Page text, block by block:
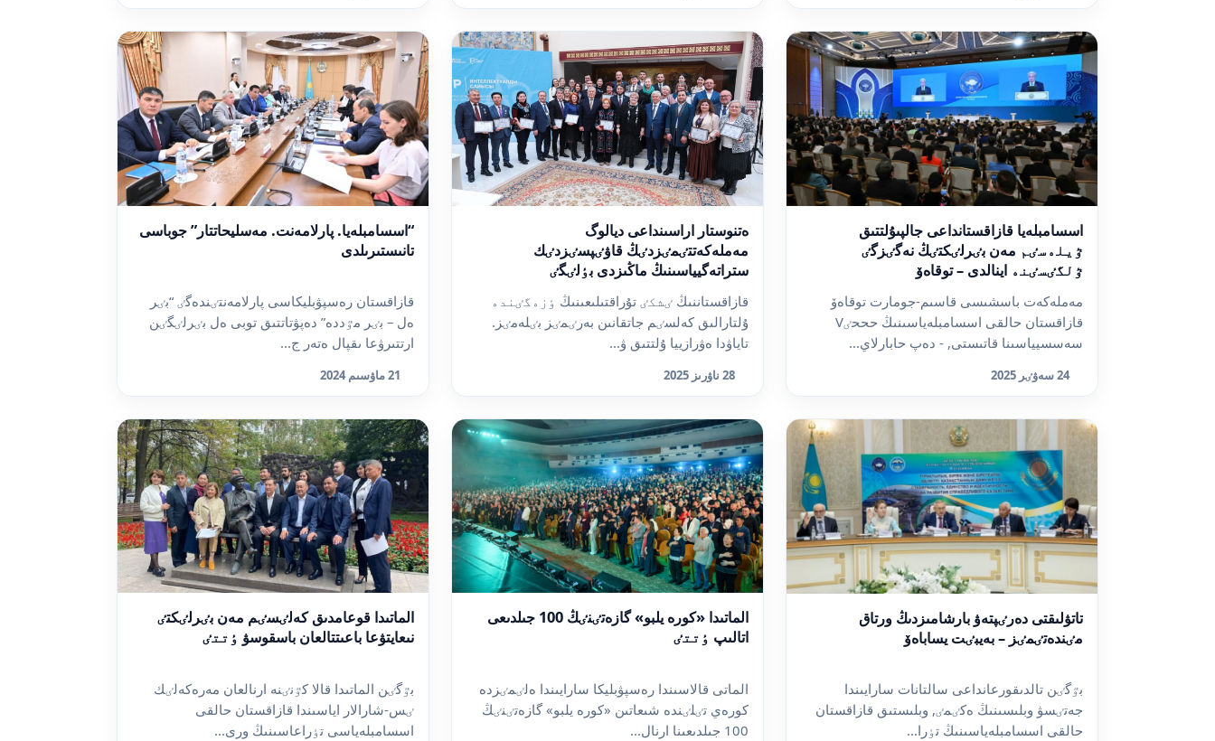
اسسامبلەيا قازاقستانداعى جالپىۇلتتىق
ٷيلەسٸم مەن بٸرلٸكتٸڭ نەگٸزگٸ
ٷلگٸسٸنە اينالدى – توقاەۆ
مەملەكەت باسشىسى قاسىم-جومارت توقاەۆ
قازاقستان حالقى اسسامبلەياسىنىڭ حححٸV
سەسسيياسىنا قاتىستى, - دەپ حابارلاي...
24 سەۋٸر 2025
ەتنوستار اراسىنداعى ديالوگ
مەملەكەتتٸمٸزدٸڭ قاۋٸپسٸزدٸك
ستراتەگيياسىنىڭ ماڭىزدى بٶلٸگٸ
قازاقستاننىڭ ٸشكٸ تۇراقتىلىعىنىڭ ٶزەگٸندە
ۇلتارالىق كەلسٸم جاتقانىن بەرٸمٸز بٸلەمٸز.
تاياۋدا ەۋرازييا ۇلتتىق ۋ...
28 ناۋرىز 2025
“اسسامبلەيا. پارلامەنت. مەسليحاتتار” جوباسى
تانىستىرىلدى
قازاقستان رەسپۋبليكاسى پارلامەنتٸندەگٸ “بٸر
ەل – بٸر مٷددە” دەپۋتاتتىق توبى ەل بٸرلٸگٸن
ارتتىرۋعا ىقپال ەتەر ج...
21 ماۋسىم 2024
تاتۋلىقتى دەرٸپتەۋ بارشامىزدىڭ ورتاق
مٸندەتٸمٸز – بەيبٸت يساباەۆ
بٷگٸن تالدىقورعانداعى سالتانات سارايىندا
جەتٸسۋ وبلىسىنىڭ ەكٸمٸ, وبلىستىق قازاقستان
حالقى اسسامبلەياسىنىڭ تٶرا...
الماتىدا «كورە يلبو» گازەتٸنٸڭ 100 جىلدىعى
اتالىپ ٶتتٸ
الماتى قالاسىندا رەسپۋبليكا سارايىندا ەلٸمٸزدە
كورەي تٸلٸندە شىعاتىن «كورە يلبو» گازەتٸنٸڭ
100 جىلدىعىنا ارنال...
الماتىدا قوعامدىق كەلٸسٸم مەن بٸرلٸكتٸ
نىعايتۋعا باعىتتالعان باسقوسۋ ٶتتٸ
بٷگٸن الماتىدا قالا كٷنٸنە ارنالعان مەرەكەلٸك
ٸس-شارالار اياسىندا قازاقستان حالقى
اسسامبلەياسى تٶراعاسىنىڭ ورى...